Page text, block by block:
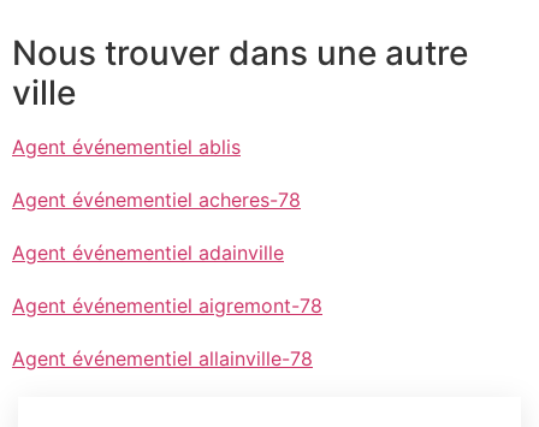
Nous trouver dans une autre
ville
Agent événementiel ablis
Agent événementiel acheres-78
Agent événementiel adainville
Agent événementiel aigremont-78
Agent événementiel allainville-78